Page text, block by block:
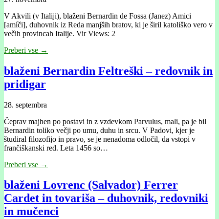
V Akvili (v Italiji), blaženi Bernardin de Fossa (Janez) Amici
[amíči], duhovnik iz Reda manjših bratov, ki je širil katoliško vero v
večih provincah Italije. Vir Views: 2
Preberi vse →
blaženi Bernardin Feltreški – redovnik in
pridigar
28. septembra
Čeprav majhen po postavi in z vzdevkom Parvulus, mali, pa je bil
Bernardin toliko večji po umu, duhu in srcu. V Padovi, kjer je
študiral filozofijo in pravo, se je nenadoma odločil, da vstopi v
frančiškanski red. Leta 1456 so…
Preberi vse →
blaženi Lovrenc (Salvador) Ferrer
Cardet in tovariša – duhovnik, redovniki
in mučenci